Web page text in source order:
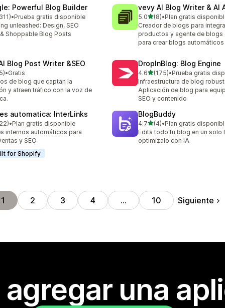
Powerful Blog Builder
estrellas
en total
•Prueba gratis disponible
unleashed: Design, SEO
Shoppable Blog Posts
vevy AI Blog Writer & AI
5.0de 5 estrellas
(8)
8 reseñas en total
•Plan gratis
Creador de blogs para
productos y agente de blogs
para crear blogs automáticos
Blog Post Writer &SEO
estrellas
en total
•Gratis
de blog que captan la
y atraen tráfico con la voz de
DropInBlog: Blog Engine
4.6de 5 estrellas
(175)
175 reseñas en total
•Prueba gratis
Infraestructura de blog
Aplicación de blog para
SEO y contenido
automatica: InterLinks
estrellas
en total
•Plan gratis disponible
internos automáticos para
y SEO
for Shopify
BlogBuddy
4.7de 5 estrellas
(4)
4 reseñas en total
•Plan gratis
Edita todo tu blog en un solo
optimízalo con IA
1 2 3 4 … 10 Siguiente
agregar una